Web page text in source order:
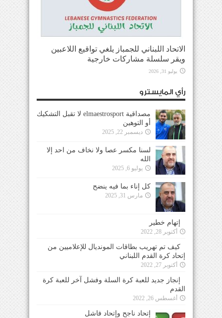
الاتحاد اللبناني للجمباز يلغي تواقيع اللاعبين
ويقر سلسلة مشاركات خارجية
يوليو 31, 2026
رأي المايسترو
مصداقية elmaestrosport لا تقبل التشكيك
أو التوهين
ديسمبر 22, 2025
لسنا مكسر عصا ولا نخاف من احد إلا
الله
يوليو 6, 2025
كل إناء بما فيه ينضح
مارس 31, 2025
إتهام خطير
أكتوبر 28, 2022
كيف تم تهريب بطاقات المونديال للإعلاميين من
إتحاد كرة القدم اللبناني
أكتوبر 27, 2022
إنجاز جديد للعبة كرة السلة وفشل آخر للعبة كرة
القدم
أغسطس 26, 2022
إتحاد ناجح وإتحاد فاشل